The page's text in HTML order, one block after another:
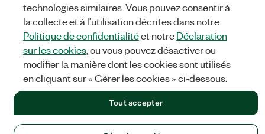
TwitterYouTube
MENTIONS LÉGALES
les cookies
©NATIONAL INSTRUMENTS CORP. TOUS DROITS RÉSERVÉS.
technologies similaires. Vous pouvez consentir à
la collecte et à l’utilisation décrites dans notre
Politique de confidentialitéet notreDéclaration
sur les cookies, ou vous pouvez désactiver ou
modifier la manière dont les cookies sont utilisés
en cliquant sur « Gérer les cookies » ci-dessous.
Tout accepter